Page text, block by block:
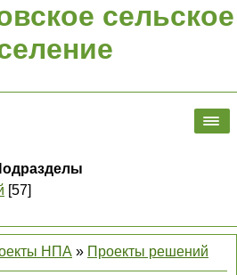
сельское
[57]
НПА » Проекты решений